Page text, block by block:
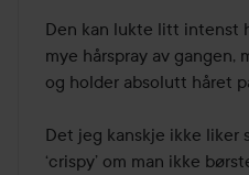
Den kan lukte litt intenst
mye hårspray av gangen,
og holder absolutt håret
Det jeg kanskje ikke liker
‘crispy’ om man ikke